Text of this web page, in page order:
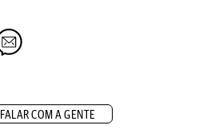
FALAR COM A GENTE